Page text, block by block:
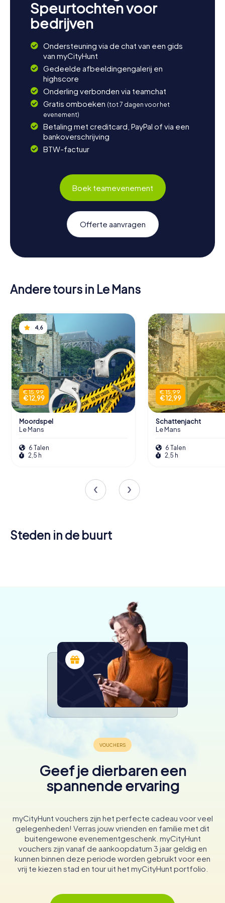
Speurtochten voor
bedrijven
Ondersteuning via de chat van een gids
van myCityHunt
Gedeelde afbeeldingengalerij en
highscore
Onderling verbonden via teamchat
Gratis omboeken (tot 7 dagen voor het
evenement)
Betaling met creditcard, PayPal of via een
bankoverschrijving
BTW-factuur
Boek teamevenement
Offerte aanvragen
Andere tours in Le Mans
4,6
€ 15,99
€ 12,99
Moordspel
Le Mans
6 Talen
2,5 h
€ 15,99
€ 12,99
Schattenjacht
Le Mans
6 Talen
2,5 h
Steden in de buurt
Geef je dierbaren een
spannende ervaring
myCityHunt vouchers zijn het perfecte cadeau voor veel
gelegenheden! Verras jouw vrienden en familie met dit
buitengewone evenementgeschenk. myCityHunt
vouchers zijn vanaf de aankoopdatum 3 jaar geldig en
kunnen binnen deze periode worden gebruikt voor een
vrij te kiezen stad en tour uit het myCityHunt portfolio.